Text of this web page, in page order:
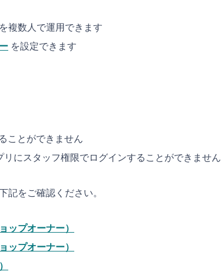
複数人で運用できます
を設定できます
ことができません
にスタッフ権限でログインすることができません
記をご確認ください。
ップオーナー）
ップオーナー）